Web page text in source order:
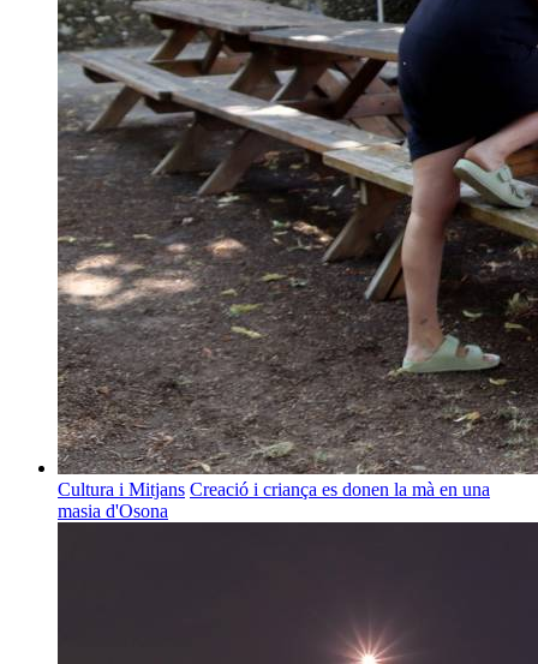
Cultura i Mitjans Creació i criança es donen la mà en una
masia d'Osona